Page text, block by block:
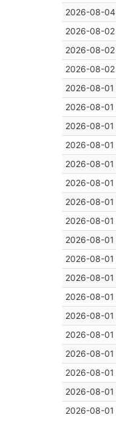
2026-08-04
2026-08-02
2026-08-02
2026-08-02
2026-08-01
2026-08-01
2026-08-01
2026-08-01
2026-08-01
2026-08-01
2026-08-01
2026-08-01
2026-08-01
2026-08-01
2026-08-01
2026-08-01
2026-08-01
2026-08-01
2026-08-01
2026-08-01
2026-08-01
2026-08-01